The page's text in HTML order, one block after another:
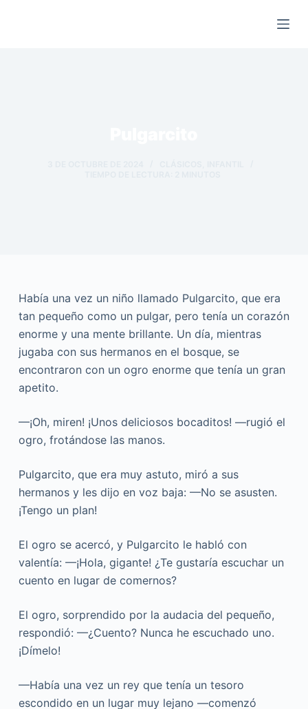
Había una vez un niño llamado Pulgarcito, que era
tan pequeño como un pulgar, pero tenía un corazón
enorme y una mente brillante. Un día, mientras
jugaba con sus hermanos en el bosque, se
encontraron con un ogro enorme que tenía un gran
apetito.
—¡Oh, miren! ¡Unos deliciosos bocaditos! —rugió el
ogro, frotándose las manos.
Pulgarcito, que era muy astuto, miró a sus
hermanos y les dijo en voz baja: —No se asusten.
¡Tengo un plan!
El ogro se acercó, y Pulgarcito le habló con
valentía: —¡Hola, gigante! ¿Te gustaría escuchar un
cuento en lugar de comernos?
El ogro, sorprendido por la audacia del pequeño,
respondió: —¿Cuento? Nunca he escuchado uno.
¡Dímelo!
—Había una vez un rey que tenía un tesoro
escondido en un lugar muy lejano —comenzó